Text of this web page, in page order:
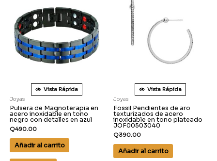
Vista Rápida
Joyas
Pulsera de Magnoterapia en
acero inoxidable en tono
negro con detalles en azul
Q490.00
Añadir al carrito
Vista Rápida
Joyas
Fossil Pendientes de aro
texturizados de acero
inoxidable en tono plateado
JOF00503040
Q390.00
Añadir al carrito